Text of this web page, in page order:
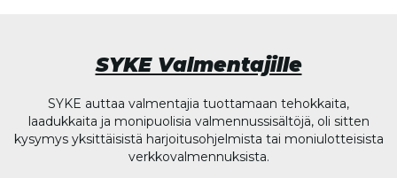
SYKE Valmentajille
SYKE auttaa valmentajia tuottamaan tehokkaita,
laadukkaita ja monipuolisia valmennussisältöjä, oli sitten
kysymys yksittäisistä harjoitusohjelmista tai moniulotteisista
verkkovalmennuksista.